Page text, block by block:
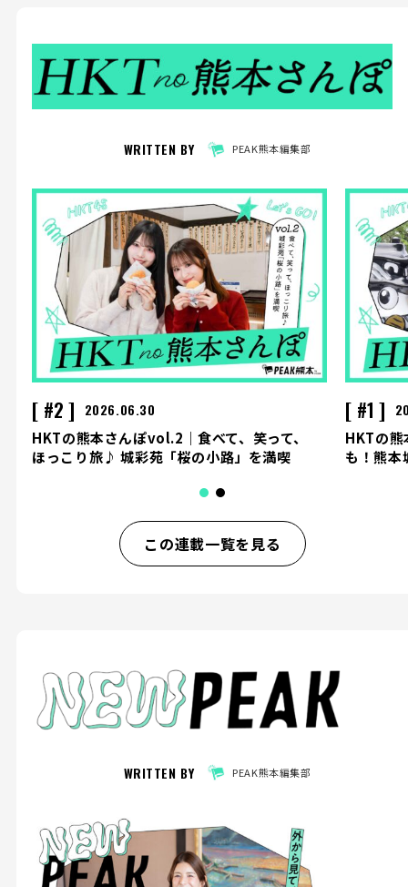
WRITTEN BY PEAK熊本編集部
#2
2026.06.30
HKTの熊本さんぽvol.2｜食べて、笑って、
ほっこり旅♪ 城彩苑「桜の小路」を満喫
#1
HKTの
も！熊本
この連載一覧を見る
WRITTEN BY PEAK熊本編集部